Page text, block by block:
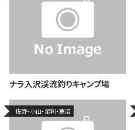
ナラ入沢渓流釣りキャンプ場
佐野・小山・足利・鹿沼